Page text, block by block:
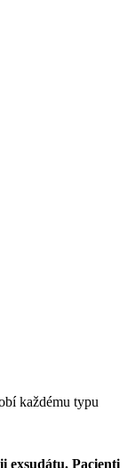
každému typu
exsudátu. Pacienti